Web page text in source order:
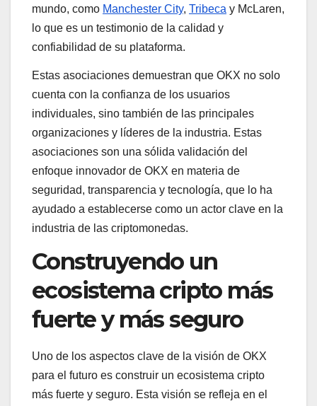
mundo, como Manchester City, Tribeca y McLaren,
lo que es un testimonio de la calidad y
confiabilidad de su plataforma.
Estas asociaciones demuestran que OKX no solo
cuenta con la confianza de los usuarios
individuales, sino también de las principales
organizaciones y líderes de la industria. Estas
asociaciones son una sólida validación del
enfoque innovador de OKX en materia de
seguridad, transparencia y tecnología, que lo ha
ayudado a establecerse como un actor clave en la
industria de las criptomonedas.
Construyendo un
ecosistema cripto más
fuerte y más seguro
Uno de los aspectos clave de la visión de OKX
para el futuro es construir un ecosistema cripto
más fuerte y seguro. Esta visión se refleja en el